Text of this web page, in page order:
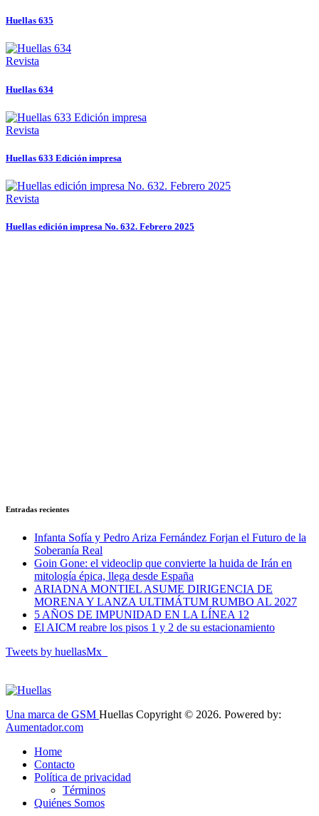
Huellas 635
Revista
Huellas 634
Revista
Huellas 633 Edición impresa
Revista
Huellas edición impresa No. 632. Febrero 2025
Entradas recientes
Infanta Sofía y Pedro Ariza Fernández Forjan el Futuro de la
Soberanía Real
Goin Gone: el videoclip que convierte la huida de Irán en
mitología épica, llega desde España
ARIADNA MONTIEL ASUME DIRIGENCIA DE
MORENA Y LANZA ULTIMÁTUM RUMBO AL 2027
5 AÑOS DE IMPUNIDAD EN LA LÍNEA 12
El AICM reabre los pisos 1 y 2 de su estacionamiento
Tweets by huellasMx_
Una marca de GSM Huellas Copyright © 2026. Powered by:
Aumentador.com
Home
Contacto
Política de privacidad
Términos
Quiénes Somos